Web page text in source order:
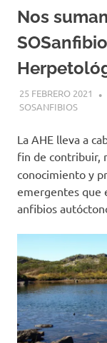
Nos
25 FEBRERO 2021
SOSANFIBIOS
La AHE lleva a
fin de contribuir,
conocimiento y
emergentes que
anfibios